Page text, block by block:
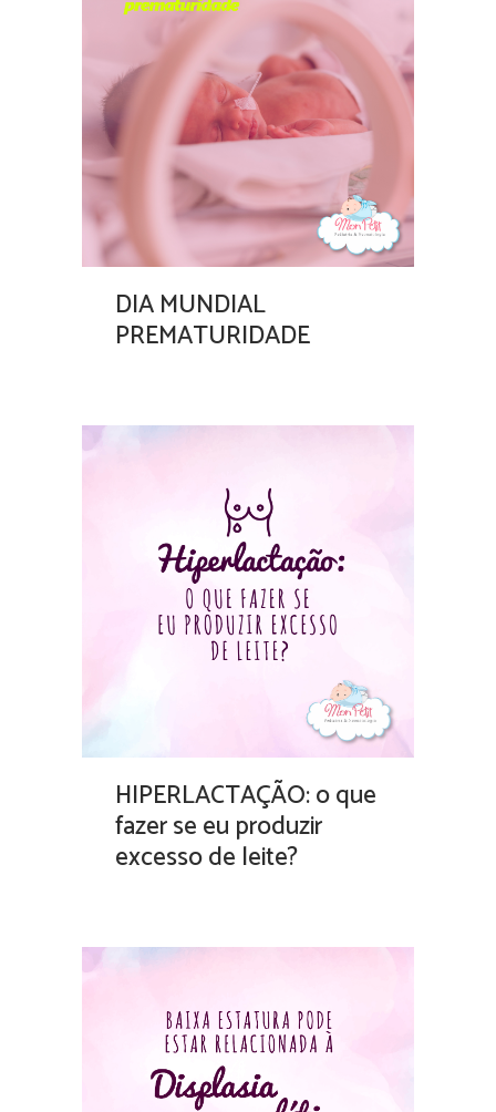
DIA MUNDIAL
PREMATURIDADE
HIPERLACTAÇÃO: o que
fazer se eu produzir
excesso de leite?